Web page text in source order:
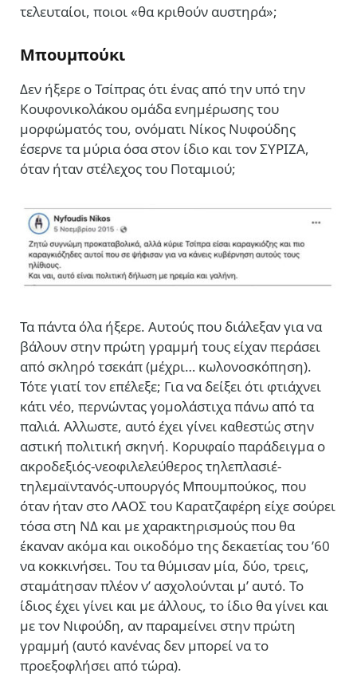
τελευταίοι, ποιοι «θα κριθούν αυστηρά»;
Μπουμπούκι
Δεν ήξερε ο Τσίπρας ότι ένας από την υπό την
Κουφονικολάκου ομάδα ενημέρωσης του
μορφώματός του, ονόματι Νίκος Νυφούδης
έσερνε τα μύρια όσα στον ίδιο και τον ΣΥΡΙΖΑ,
όταν ήταν στέλεχος του Ποταμιού;
Τα πάντα όλα ήξερε. Αυτούς που διάλεξαν για να
βάλουν στην πρώτη γραμμή τους είχαν περάσει
από σκληρό τσεκάπ (μέχρι… κωλονοσκόπηση).
Τότε γιατί τον επέλεξε; Για να δείξει ότι φτιάχνει
κάτι νέο, περνώντας γομολάστιχα πάνω από τα
παλιά. Αλλωστε, αυτό έχει γίνει καθεστώς στην
αστική πολιτική σκηνή. Κορυφαίο παράδειγμα ο
ακροδεξιός-νεοφιλελεύθερος τηλεπλασιέ-
τηλεμαϊντανός-υπουργός Μπουμπούκος, που
όταν ήταν στο ΛΑΟΣ του Καρατζαφέρη είχε σούρει
τόσα στη ΝΔ και με χαρακτηρισμούς που θα
έκαναν ακόμα και οικοδόμο της δεκαετίας του ’60
να κοκκινήσει. Του τα θύμισαν μία, δύο, τρεις,
σταμάτησαν πλέον ν’ ασχολούνται μ’ αυτό. Το
ίδιος έχει γίνει και με άλλους, το ίδιο θα γίνει και
με τον Νιφούδη, αν παραμείνει στην πρώτη
γραμμή (αυτό κανένας δεν μπορεί να το
προεξοφλήσει από τώρα).